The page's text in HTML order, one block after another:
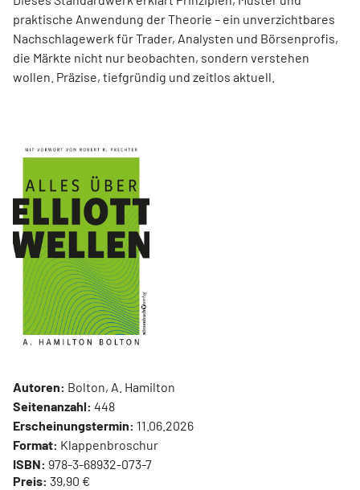
praktische Anwendung der Theorie – ein unverzichtbares
Nachschlagewerk für Trader, Analysten und Börsenprofis,
die Märkte nicht nur beobachten, sondern verstehen
wollen. Präzise, tiefgründig und zeitlos aktuell.
Autoren: Bolton, A. Hamilton
Seitenanzahl: 448
Erscheinungstermin: 11.06.2026
Format: Klappenbroschur
ISBN: 978-3-68932-073-7
Preis: 39,90 €